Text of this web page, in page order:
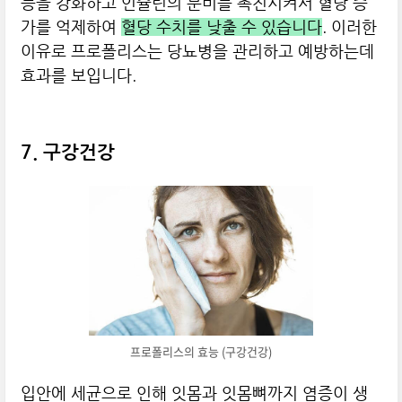
가를 억제하여 혈당 수치를 낮출 수 있습니다. 이러한
이유로 프로폴리스는 당뇨병을 관리하고 예방하는데
효과를 보입니다.
7. 구강건강
프로폴리스의 효능 (구강건강)
입안에 세균으로 인해 잇몸과 잇몸뼈까지 염증이 생